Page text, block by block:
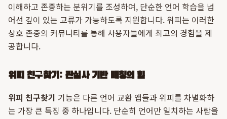
이해하고 존중하는 분위기를 조성하여, 단순한 언어 학습을 넘
어선 깊이 있는 교류가 가능하도록 지원합니다. 위피는 이러한
상호 존중의 커뮤니티를 통해 사용자들에게 최고의 경험을 제
공합니다.
위피 친구찾기: 관심사 기반 매칭의 힘
위피 친구찾기 기능은 다른 언어 교환 앱들과 위피를 차별화하
는 가장 큰 특징 중 하나입니다. 단순히 언어만 일치하는 사람을